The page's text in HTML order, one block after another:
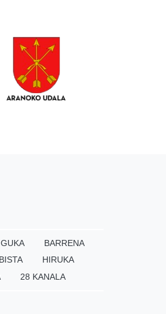
BARRENA
HIRUKA
28 KANALA